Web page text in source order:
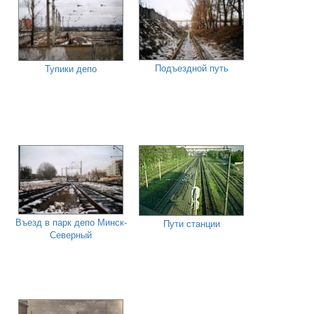
Тупики депо Подъездной путь
Въезд в парк депо Минск-
Северный
Пути станции